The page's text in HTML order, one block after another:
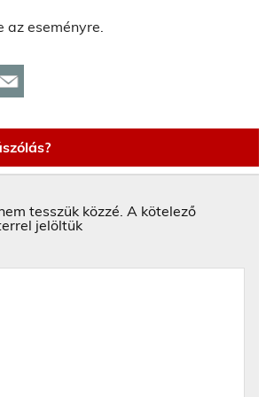
az eseményre.
tesszük közzé. A kötelező
jelöltük